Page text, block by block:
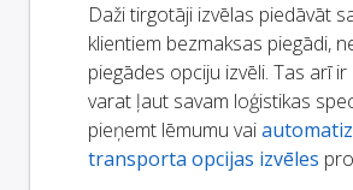
Daži tirgotāji izvēlas piedāvāt
klientiem bezmaksas piegādi,
piegādes opciju izvēli. Tas arī
varat ļaut savam loģistikas
pieņemt lēmumu vai
transporta opcijas izvēles